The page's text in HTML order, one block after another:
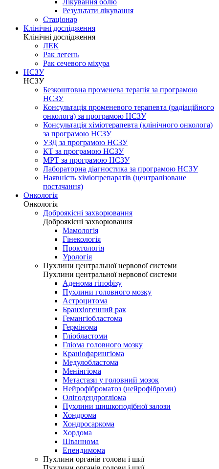
Лікування болю
Результати лікування
Стаціонар
Клінічні дослідження
Клінічні дослідження
ЛЕК
Рак легень
Рак сечевого міхура
НСЗУ
НСЗУ
Безкоштовна променева терапія за програмою
НСЗУ
Консультація променевого терапевта (радіаційного
онколога) за програмою НСЗУ
Консультація хіміотерапевта (клінічного онколога)
за програмою НСЗУ
УЗД за програмою НСЗУ
КТ за програмою НСЗУ
МРТ за програмою НСЗУ
Лабораторна діагностика за програмою НСЗУ
Наявність хіміопрепаратів (централізоване
постачання)
Онкологія
Онкологія
Доброякісні захворювання
Доброякісні захворювання
Мамологія
Гінекологія
Проктологія
Урологія
Пухлини центральної нервової системи
Пухлини центральної нервової системи
Аденома гіпофізу
Пухлини головного мозку
Астроцитома
Бранхіогенний рак
Гемангіобластома
Гермінома
Гліобластоми
Гліома головного мозку
Краніофарингіома
Медулобластома
Менінгіома
Метастази у головний мозок
Нейрофіброматоз (нейрофіброми)
Олігодендрогліома
Пухлини шишкоподібної залози
Хондрома
Хондросаркома
Хордома
Шваннома
Епендимома
Пухлини органів голови і шиї